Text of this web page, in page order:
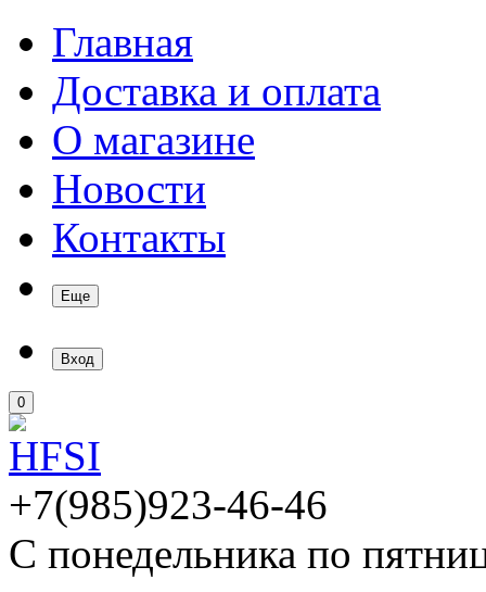
Главная
Доставка и оплата
О магазине
Новости
Контакты
Еще
Вход
0
+7(985)923-46-46
С понедельника по